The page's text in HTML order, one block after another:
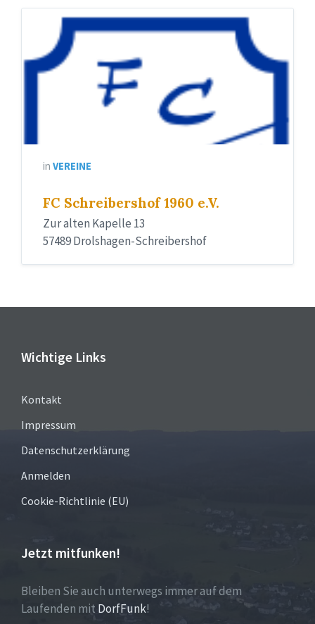
in VEREINE
FC Schreibershof 1960 e.V.
Zur alten Kapelle 13
57489 Drolshagen-Schreibershof
Wichtige Links
Kontakt
Impressum
Datenschutzerklärung
Anmelden
Cookie-Richtlinie (EU)
Jetzt mitfunken!
Bleiben Sie auch unterwegs immer auf dem
Laufenden mit DorfFunk!